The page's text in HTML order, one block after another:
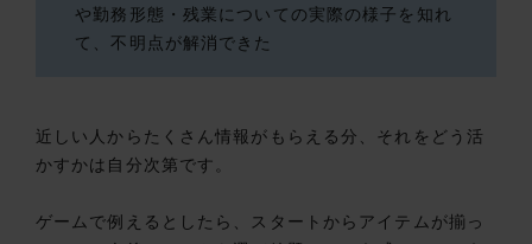
や勤務形態・残業についての実際の様子を知れ
て、不明点が解消できた
近しい人からたくさん情報がもらえる分、それをどう活
かすかは自分次第です。
ゲームで例えるとしたら、スタートからアイテムが揃っ